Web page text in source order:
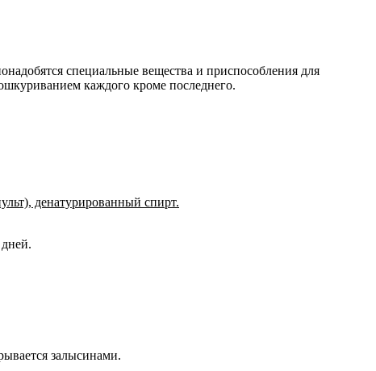
специальные вещества и приспособления для
каждого кроме последнего.
денатурированный спирт.
залысинами.